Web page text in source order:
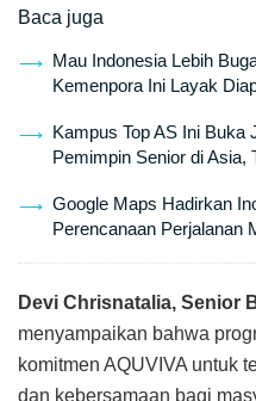
Baca juga
Mau Indonesia Lebih
Kemenpora Ini Layak
Kampus Top AS Ini Buka
Pemimpin Senior di Asia,
Google Maps Hadirkan
Perencanaan Perjalanan
Devi Chrisnatalia, Senior
menyampaikan bahwa
komitmen AQUVIVA untuk
dan kebersamaan bagi